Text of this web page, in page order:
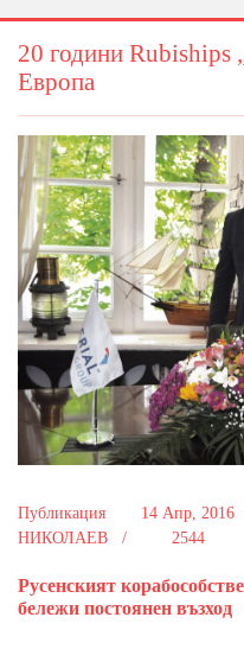
20 години Rubiships
Европа
Публикация 14 Апр,
НИКОЛАЕВ /
2544
Русенският
бележи постоянен възход